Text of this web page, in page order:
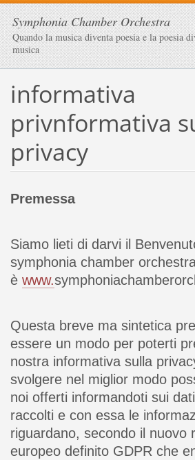
Symphonia Chamber Orchestra
Quando la musica diventa poesia e la poesia
musica
informativa
privnformativa
privacy
Premessa
Siamo lieti di darvi il
symphonia chamber
è www.
Questa breve ma sintetica
essere un modo per poterti
nostra informativa sulla
svolgere nel miglior modo
noi offerti informandoti sui
raccolti e con essa le
riguardano, secondo il nuovo
europeo definito GDPR che